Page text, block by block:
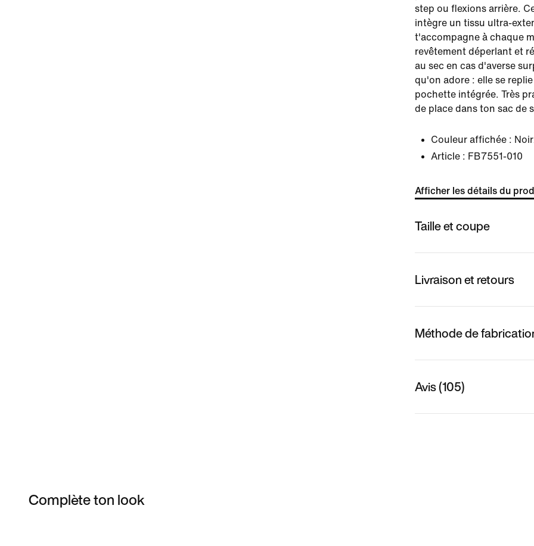
step ou flexions arrière.
intègre un tissu ultra-
t'accompagne à chaque
revêtement déperlant et
au sec en cas d'averse
qu'on adore : elle se
pochette intégrée. Très
de place dans ton sac de
Couleur affichée :
Article : FB7551-010
Afficher les détails du
Taille et coupe
Livraison et retours
Méthode de
Avis (105)
Complète ton look